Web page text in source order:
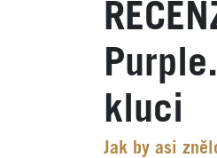
kluci
Jak by asi